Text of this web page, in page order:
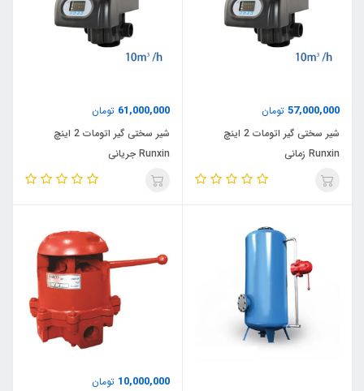
57,000,000 تومان
شیر سختی گیر اتومات 2 اینچ
Runxin زمانی
61,000,000 تومان
شیر سختی گیر اتومات 2 اینچ
Runxin جریانی
10,000,000 تومان